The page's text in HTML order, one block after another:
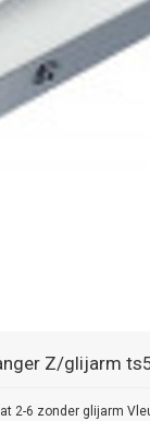
Z/glijarm
2-6 zonder glijarm